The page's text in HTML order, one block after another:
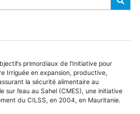
primordiaux de l’Initiative pour
Irriguée en expansion, productive,
la sécurité alimentaire au
l’eau au Sahel (CMES), une initiative
du CILSS, en 2004, en Mauritanie.